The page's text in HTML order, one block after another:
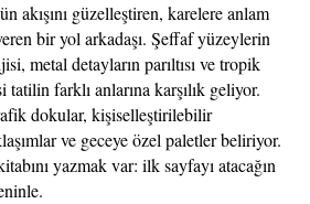
akışını güzelleştiren, karelere anlam
bir yol arkadaşı. Şeffaf yüzeylerin
metal detayların parıltısı ve tropik
farklı anlarına karşılık geliyor.
dokular, kişiselleştirilebilir
ve geceye özel paletler beliriyor.
yazmak var: ilk sayfayı atacağın